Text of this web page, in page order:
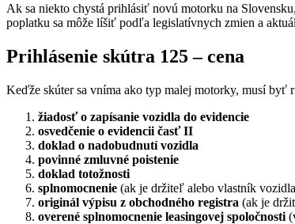
Ak sa niekto chystá prihlásiť novú motorku na
poplatku sa môže líšiť podľa legislatívnych zmien a
Prihlásenie skútra 125 – cena
Keďže skúter sa vníma ako typ malej motorky, musí byť
žiadosť o zapísanie vozidla do evidencie
osvedčenie o evidencii časť II
doklad o nadobudnutí vozidla
povinné zmluvné poistenie
doklad totožnosti
splnomocnenie (ak je držiteľ alebo vlastník
originál výpisu z obchodného registra (ak je
overené splnomocnenie leasingovej spoločnosti